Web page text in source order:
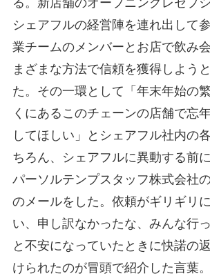
る。新店舗のオープニングレセプ
シェアフルの経営陣を連れ出して
業チームのメンバーとお店で飲み
まざまな方法で信頼を獲得しよう
た。その一環として「年末年始の
くにあるこのチェーンの店舗で忘
してほしい」とシェアフル社内の
ちろん、シェアフルに異動する前
パーソルテンプスタッフ株式会社
のメールをした。依頼がギリギリ
い、申し訳なかったな、みんな行
と不安になっていたときに快諾の
けられたのが冒頭で紹介した言葉。